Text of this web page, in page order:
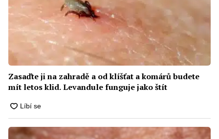
Zasaďte ji na zahradě a od klíšťat a komárů budete
mít letos klid. Levandule funguje jako štít